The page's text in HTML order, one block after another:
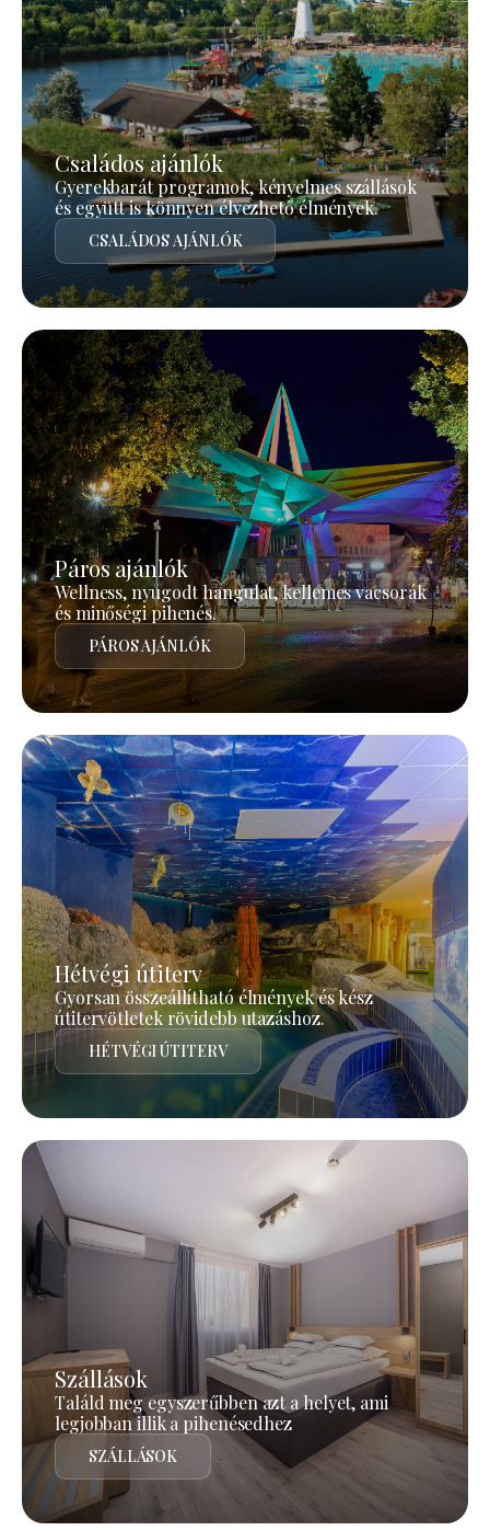
Családos ajánlók
Gyerekbarát programok, kényelmes szállások
és együtt is könnyen élvezhető élmények.
CSALÁDOS AJÁNLÓK
Páros ajánlók
Wellness, nyugodt hangulat, kellemes vacsorák
és minőségi pihenés.
PÁROS AJÁNLÓK
Hétvégi útiterv
Gyorsan összeállítható élmények és kész
útitervötletek rövidebb utazáshoz.
HÉTVÉGI ÚTITERV
Szállások
Találd meg egyszerűbben azt a helyet, ami
legjobban illik a pihenésedhez
SZÁLLÁSOK